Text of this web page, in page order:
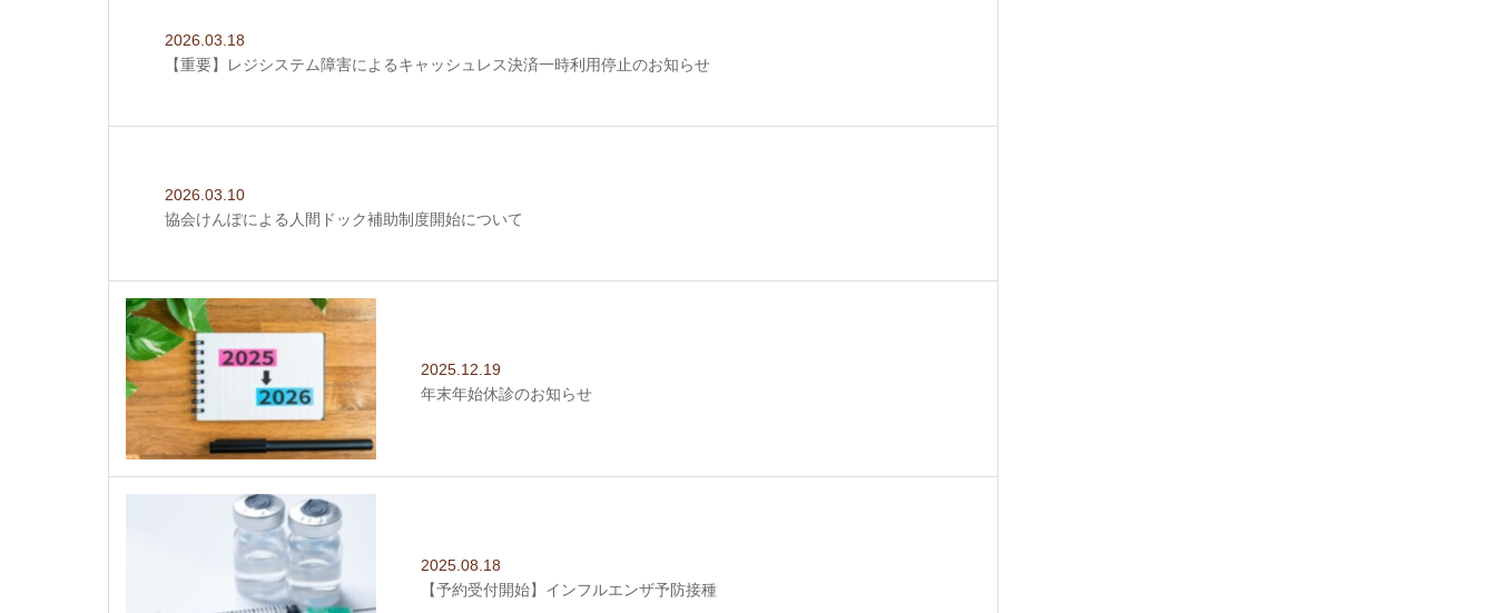
2026.03.18
【重要】レジシステム障害によるキャッシュレス決済一時利用停止のお知らせ
2026.03.10
協会けんぽによる人間ドック補助制度開始について
2025.12.19
年末年始休診のお知らせ
2025.08.18
【予約受付開始】インフルエンザ予防接種